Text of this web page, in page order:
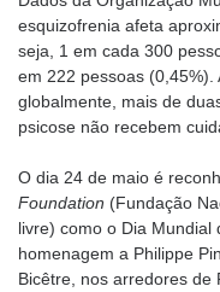
esquizofrenia afeta
seja, 1 em cada 300
em 222 pessoas (0,45%).
globalmente, mais de
psicose não recebem
O dia 24 de maio é
Foundation (Fundação
livre) como o Dia Mundial
homenagem a Philippe
Bicêtre, nos arredores de